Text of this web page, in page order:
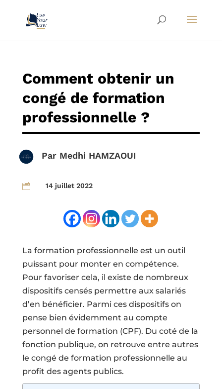
Comment obtenir un
congé de formation
professionnelle ?
Par Medhi HAMZAOUI
 14 juillet 2022
La formation professionnelle est un outil
puissant pour monter en compétence.
Pour favoriser cela, il existe de nombreux
dispositifs censés permettre aux salariés
d’en bénéficier. Parmi ces dispositifs on
pense bien évidemment au compte
personnel de formation (CPF). Du coté de la
fonction publique, on retrouve entre autres
le congé de formation professionnelle au
profit des agents publics.